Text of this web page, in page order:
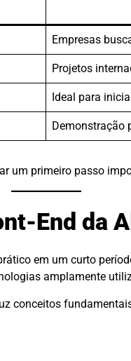
Empresas
Projetos
Ideal para
Demonstração
um primeiro passo
End da
em um curto
amplamente
conceitos